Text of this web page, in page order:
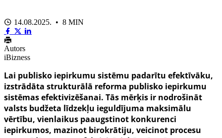
14.08.2025. • 8 MIN
Autors
iBizness
Lai publisko iepirkumu sistēmu padarītu efektīvāku,
izstrādāta strukturālā reforma publisko iepirkumu
sistēmas efektivizēšanai. Tās mērķis ir nodrošināt
valsts budžeta līdzekļu ieguldījuma maksimālu
vērtību, vienlaikus paaugstinot konkurenci
iepirkumos, mazinot birokrātiju, veicinot procesu